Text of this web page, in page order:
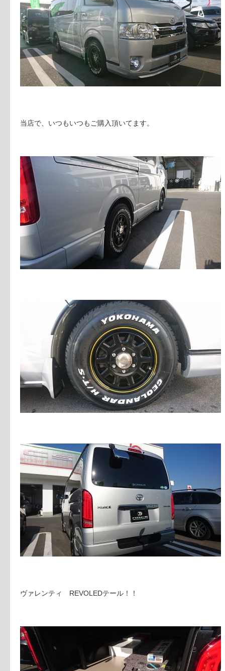
当店で、いつもいつもご購入頂いてます。
ヴァレンティ REVOLEDテール！！